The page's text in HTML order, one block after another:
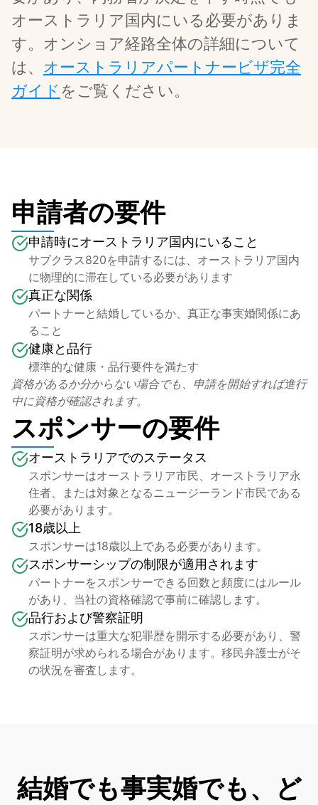
オーストラリア国内にいる必要がありま
す。オンショア経路全体の詳細について
は、 オーストラリアパートナービザ完全
ガイド をご覧ください。
申請者の要件
申請時にオーストラリア国内にいること
サブクラス820を申請するには、オーストラリア国内
に物理的に滞在している必要があります
真正な関係
パートナーと結婚しているか、真正な事実婚関係にあ
ること
健康と品行
標準的な健康・品行要件を満たす
資格があるか分からない場合でも、申請を開始すれば進行
中に資格が確認されます。
スポンサーの要件
オーストラリアでのステータス
スポンサーはオーストラリア市民、オーストラリア永
住者、または対象となるニュージーランド市民である
必要があります。
18歳以上
スポンサーは18歳以上である必要があります。
スポンサーシップの制限が適用されます
パートナーをスポンサーできる回数と頻度にはルール
があり、当社の資格確認で事前に確認します。
品行および警察証明
スポンサーは重大な犯罪歴を開示する必要があり、警
察証明が求められる場合があります。移民弁護士がそ
の状況を審査します。
結婚でも事実婚でも、ど